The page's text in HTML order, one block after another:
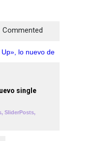
Commented
single
, SliderPosts,